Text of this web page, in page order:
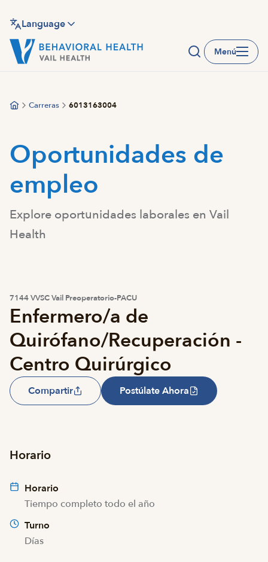
contenido
principal
Language
Menú
Carreras 6013163004
Oportunidades de
empleo
Explore oportunidades laborales en Vail
Health
7144 VVSC Vail Preoperatorio-PACU
Enfermero/a de
Quirófano/Recuperación -
Centro Quirúrgico
Compartir Postúlate Ahora
Horario
Horario
Tiempo completo todo el año
Turno
Días